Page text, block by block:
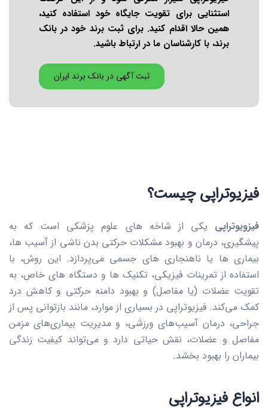
استثنایی برای تقویت جایگاه خود استفاده کنید،
همین حالا اقدام کنید. برای ثبت برند خود در بانک
برند، با کارشناسان ما در ارتباط باشید.
ثبت آگهی در بانک برند ایران
فیزیوتراپی چیست؟
فیزویوتراپی یکی از شاخه های علوم پزشکی است که به
پیشگیری، درمان و بهبود مشکلات حرکتی بدن ناشی از آسیب ها،
بیماری ها یا ناهنجاری های جسمی می‌پردازد. این روش، با
استفاده از تمرینات فیزیکی، تکنیک ها و دستگاه های خاص، به
تقویت عضلات (یا مفاصل) و بهبود دامنه حرکتی و کاهش درد
کمک می‌کند. فیزیوتراپی در بسیاری از موارد، مانند بازتوانی پس از
جراحی، درمان آسیب‌های ورزشی، و مدیریت بیماری‌های مزمن
مفاصل و عضلات، نقش حیاتی دارد و می‌تواند کیفیت زندگی
بیماران را بهبود بخشد.
انواع فیزیوتراپی